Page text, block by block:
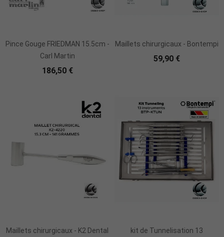
Pince Gouge FRIEDMAN 15.5cm -
Carl Martin
186,50 €
Maillets chirurgicaux - Bontempi
59,90 €
Maillets chirurgicaux - K2 Dental
kit de Tunnelisation 13